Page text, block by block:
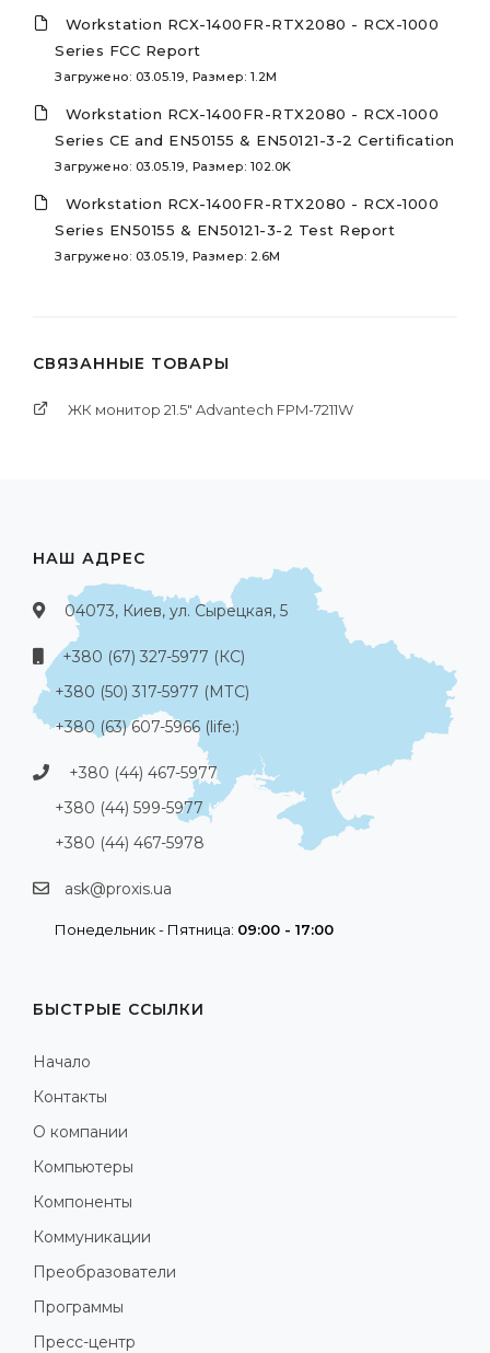
Workstation RCX-1400FR-RTX2080 - RCX-1000
Series FCC Report
Загружено: 03.05.19, Размер: 1.2M
Workstation RCX-1400FR-RTX2080 - RCX-1000
Series CE and EN50155 & EN50121-3-2 Certification
Загружено: 03.05.19, Размер: 102.0K
Workstation RCX-1400FR-RTX2080 - RCX-1000
Series EN50155 & EN50121-3-2 Test Report
Загружено: 03.05.19, Размер: 2.6M
СВЯЗАННЫЕ ТОВАРЫ
ЖК монитор 21.5" Advantech FPM-7211W
НАШ АДРЕС
04073, Киев, ул. Сырецкая, 5
+380 (67) 327-5977 (КС)
+380 (50) 317-5977 (МТС)
+380 (63) 607-5966 (life:)
+380 (44) 467-5977
+380 (44) 599-5977
+380 (44) 467-5978
ask@proxis.ua
Понедельник - Пятница: 09:00 - 17:00
БЫСТРЫЕ ССЫЛКИ
Начало
Контакты
О компании
Компьютеры
Компоненты
Коммуникации
Преобразователи
Программы
Пресс-центр